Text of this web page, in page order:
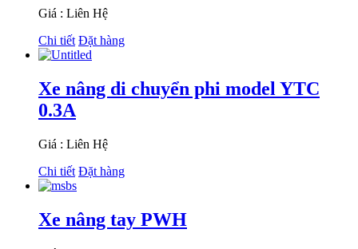
Giá : Liên Hệ
Chi tiết Đặt hàng
Xe nâng di chuyển phi model YTC
0.3A
Giá : Liên Hệ
Chi tiết Đặt hàng
Xe nâng tay PWH